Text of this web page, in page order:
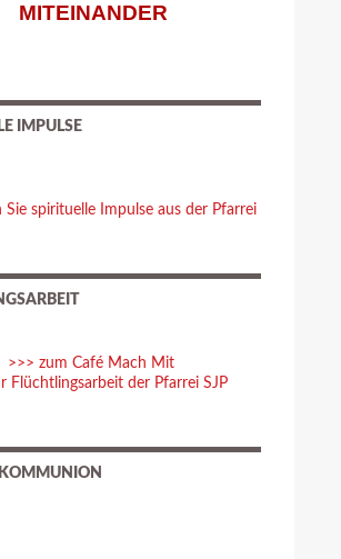
MITEINANDER
IMPULSE
Sie spirituelle Impulse aus der Pfarrei
>>> zum Café Mach Mit
Flüchtlingsarbeit der Pfarrei SJP